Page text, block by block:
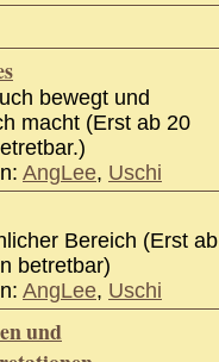
bewegt und
macht (Erst ab 20
AngLee, Uschi
Bereich (Erst ab
betretbar)
AngLee, Uschi
und